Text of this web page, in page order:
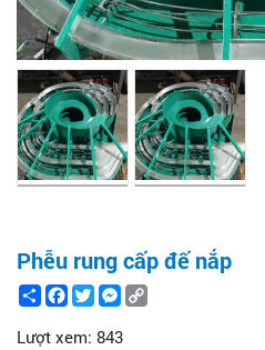
Phễu rung cấp đế nắp
ShareFacebook
TwitterMessenger
Lượt xem: 843